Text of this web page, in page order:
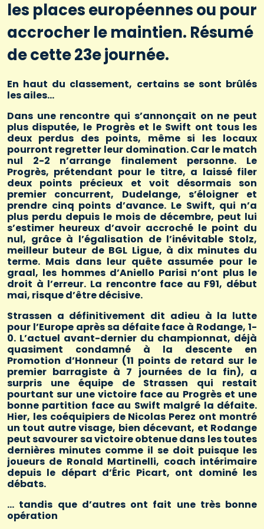
les places européennes ou pour
accrocher le maintien. Résumé
de cette 23e journée.
En haut du classement, certains se sont brûlés
les ailes…
Dans une rencontre qui s’annonçait on ne peut
plus disputée, le Progrès et le Swift ont tous les
deux perdus des points, même si les locaux
pourront regretter leur domination. Car le match
nul 2-2 n’arrange finalement personne. Le
Progrès, prétendant pour le titre, a laissé filer
deux points précieux et voit désormais son
premier concurrent, Dudelange, s’éloigner et
prendre cinq points d’avance. Le Swift, qui n’a
plus perdu depuis le mois de décembre, peut lui
s’estimer heureux d’avoir accroché le point du
nul, grâce à l’égalisation de l’inévitable Stolz,
meilleur buteur de BGL Ligue, à dix minutes du
terme. Mais dans leur quête assumée pour le
graal, les hommes d’Aniello Parisi n’ont plus le
droit à l’erreur. La rencontre face au F91, début
mai, risque d’être décisive.
Strassen a définitivement dit adieu à la lutte
pour l’Europe après sa défaite face à Rodange, 1-
0. L’actuel avant-dernier du championnat, déjà
quasiment condamné à la descente en
Promotion d’Honneur (11 points de retard sur le
premier barragiste à 7 journées de la fin), a
surpris une équipe de Strassen qui restait
pourtant sur une victoire face au Progrès et une
bonne partition face au Swift malgré la défaite.
Hier, les coéquipiers de Nicolas Perez ont montré
un tout autre visage, bien décevant, et Rodange
peut savourer sa victoire obtenue dans les toutes
dernières minutes comme il se doit puisque les
joueurs de Ronald Martinelli, coach intérimaire
depuis le départ d’Éric Picart, ont dominé les
débats.
… tandis que d’autres ont fait une très bonne
opération